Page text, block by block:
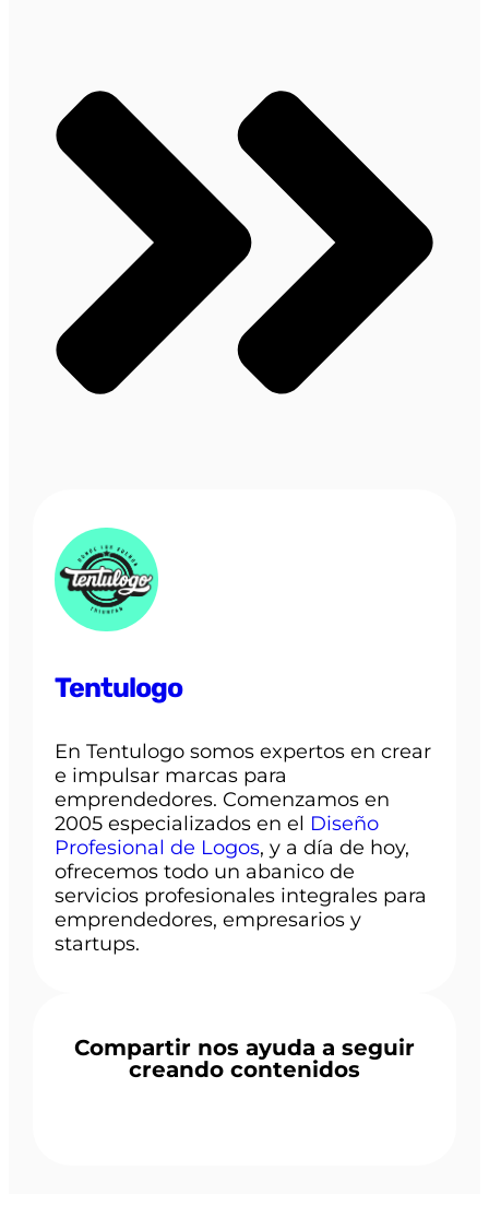
Tentulogo
En Tentulogo somos expertos en crear
e impulsar marcas para
emprendedores. Comenzamos en
2005 especializados en el Diseño
Profesional de Logos, y a día de hoy,
ofrecemos todo un abanico de
servicios profesionales integrales para
emprendedores, empresarios y
startups.
Compartir nos ayuda a seguir
creando contenidos